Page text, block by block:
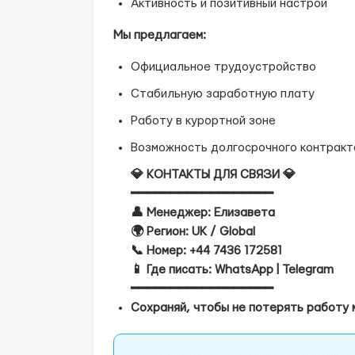
Активность и позитивный настрой
Мы предлагаем:
Официальное трудоустройство
Стабильную заработную плату
Работу в курортной зоне
Возможность долгосрочного
💎 КОНТАКТЫ ДЛЯ СВЯЗИ 💎
━━━━━━━━━━━━━━━━━━
👤 Менеджер: Елизавета
🌍 Регион: UK / Global
📞 Номер: +44 7436 172581
📱 Где писать: WhatsApp | Telegram
━━━━━━━━━━━━━━━━━━
Сохраняй, чтобы не потерять работу